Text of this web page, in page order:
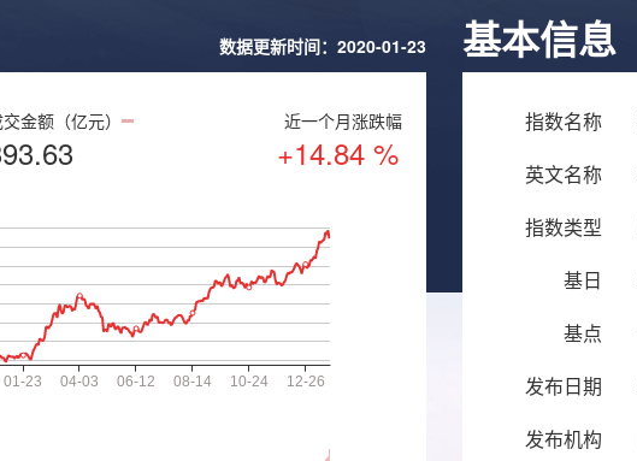
数据更新时间：2020-01-23
金额（亿元） 近一个月涨跌幅
+14.84 %
基本信息
指数名称
英文名称
指数类型
基日
基点
发布日期
发布机构